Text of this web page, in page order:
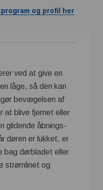
og profil her
ved at give en
låge, så den kan
bevægelsen af
at blive fjernet eller
glidende åbnings-
døren er lukket, er
bag dørbladet eller
strømlinet og